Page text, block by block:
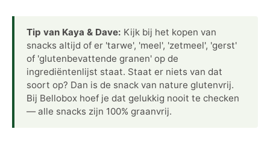
Tip van Kaya & Dave: Kijk bij het kopen van
snacks altijd of er 'tarwe', 'meel', 'zetmeel', 'gerst'
of 'glutenbevattende granen' op de
ingrediëntenlijst staat. Staat er niets van dat
soort op? Dan is de snack van nature glutenvrij.
Bij Bellobox hoef je dat gelukkig nooit te checken
— alle snacks zijn 100% graanvrij.